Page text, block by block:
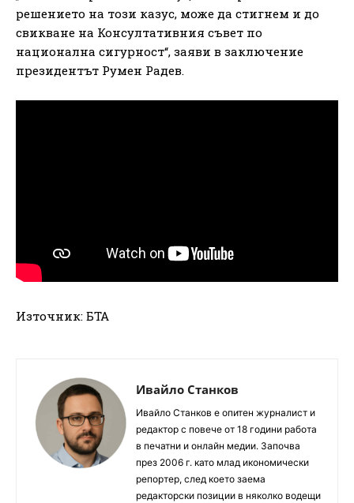
решението на този казус, може да стигнем и до
свикване на Консултативния съвет по
национална сигурност“, заяви в заключение
президентът Румен Радев.
Източник: БТА
Ивайло Станков
Ивайло Станков е опитен журналист и
редактор с повече от 18 години работа
в печатни и онлайн медии. Започва
през 2006 г. като млад икономически
репортер, след което заема
редакторски позиции в няколко водещи